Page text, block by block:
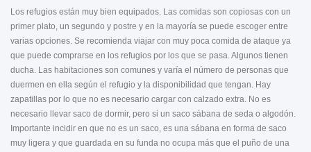
Los refugios están muy bien equipados. Las comidas son copiosas con un
primer plato, un segundo y postre y en la mayoría se puede escoger entre
varias opciones. Se recomienda viajar con muy poca comida de ataque ya
que puede comprarse en los refugios por los que se pasa. Algunos tienen
ducha. Las habitaciones son comunes y varía el número de personas que
duermen en ella según el refugio y la disponibilidad que tengan. Hay
zapatillas por lo que no es necesario cargar con calzado extra. No es
necesario llevar saco de dormir, pero si un saco sábana de seda o algodón.
Importante incidir en que no es un saco, es una sábana en forma de saco
muy ligera y que guardada en su funda no ocupa más que el puño de una